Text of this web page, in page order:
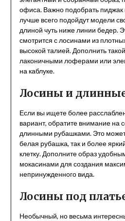
офиса. Важно подобрать пиджак
лучше всего подойдут модели
длиной чуть ниже линии бедер.
смотрится с лосинами из
высокой талией. Дополнить
лаконичными лоферами или
на каблуке.
Лосины и
Если вы ищете более
вариант, обратите внимание на
длинными рубашками. Это может
белая рубашка, так и более
клетку. Дополните образ
мокасинами для создания
непринужденного вида.
Лосины под
Необычный, но весьма